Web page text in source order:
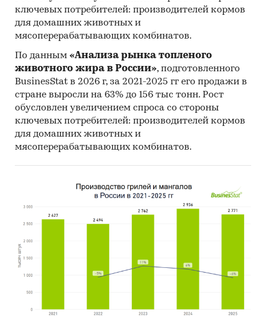
- Рейтинг ведущих российских экспортеров и
зарубежных покупателей
Единицы измерения:
Количественные показатели в отчете
рассчитаны в шт, стоимостные - в долларах и
рублях
География исследования:
РФ, федеральные округа и регионы РФ, страны
мира
Категории: Потребительские товары / ... /
Промышленность / Химическая
Формиат натрия
Промышленность
Аппаратура
Электронные лампы
Строительство и недвижимость
ключевых потребителей: производителей кормов
для домашних животных и
мясоперерабатывающих комбинатов.
По данным «Анализа рынка топленого
животного жира в России», подготовленного
BusinesStat в 2026 г, за 2021-2025 гг его продажи в
стране выросли на 63% до 156 тыс тонн. Рост
обусловлен увеличением спроса со стороны
ключевых потребителей: производителей кормов
для домашних животных и
мясоперерабатывающих комбинатов.